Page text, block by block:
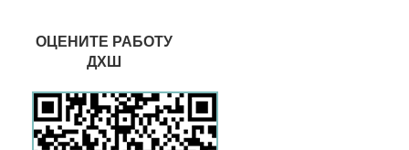
ОЦЕНИТЕ РАБОТУ
ДХШ